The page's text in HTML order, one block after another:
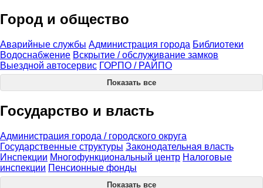
Город и общество
Аварийные службы Администрация города Библиотеки
Водоснабжение Вскрытие / обслуживание замков
Выездной автосервис ГОРПО / РАЙПО
Показать все
Государство и власть
Администрация города / городского округа
Государственные структуры Законодательная власть
Инспекции Многофункциональный центр Налоговые
инспекции Пенсионные фонды
Показать все